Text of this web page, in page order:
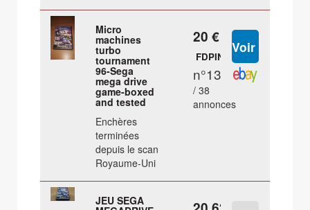
Micro
machines
turbo
tournament
96-Sega
mega drive
game-boxed
and tested
Enchères
terminées
depuis le scan
Royaume-Uni
20 €
FDPIN
n°13
/ 38
annonces
JEU SEGA